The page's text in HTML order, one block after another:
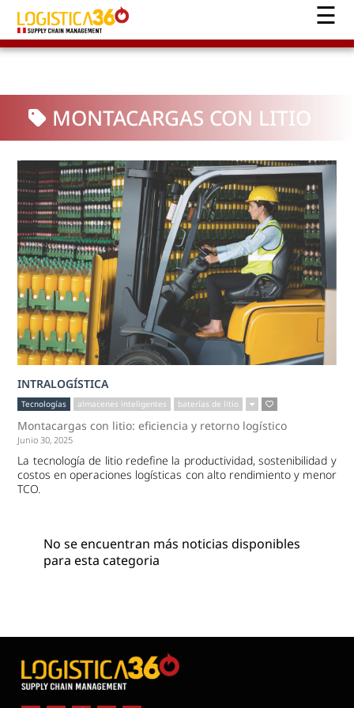
MONTACARGAS CON LITIO
INTRALOGÍSTICA
Tecnologías almacenes inteligentes baterías de litio
Montacargas con litio: eficiencia y retorno logístico
Junio 30, 2025
La tecnología de litio redefine la productividad, sostenibilidad y
costos en operaciones logísticas con alto rendimiento y menor
TCO.
No se encuentran más noticias disponibles
para esta categoria